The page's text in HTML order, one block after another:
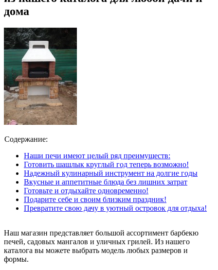
дома
Содержание:
Наши печи имеют целый ряд преимуществ:
Готовить шашлык круглый год теперь возможно!
Надежный кулинарный инструмент на долгие годы
Вкусные и аппетитные блюда без лишних затрат
Готовьте и отдыхайте одновременно!
Подарите себе и своим близким праздник!
Превратите свою дачу в уютный островок для отдыха!
Наш магазин представляет большой ассортимент барбекю
печей, садовых мангалов и уличных грилей. Из нашего
каталога вы можете выбрать модель любых размеров и
формы.